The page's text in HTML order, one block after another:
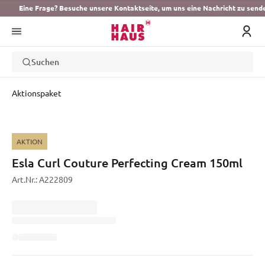
Eine Frage? Besuche unsere Kontaktseite, um uns eine Nachricht zu
Suchen
Aktionspaket
AKTION
Esla Curl Couture Perfecting Cream 150ml
Art.Nr.:A222809